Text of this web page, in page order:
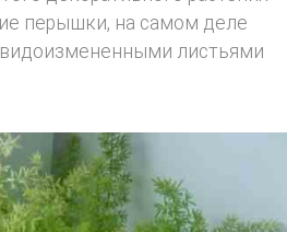
перышки, на самом деле
листьями